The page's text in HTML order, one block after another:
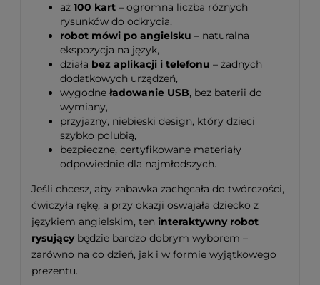
aż 100 kart – ogromna liczba różnych
rysunków do odkrycia,
robot mówi po angielsku – naturalna
ekspozycja na język,
działa bez aplikacji i telefonu – żadnych
dodatkowych urządzeń,
wygodne ładowanie USB, bez baterii do
wymiany,
przyjazny, niebieski design, który dzieci
szybko polubią,
bezpieczne, certyfikowane materiały
odpowiednie dla najmłodszych.
Jeśli chcesz, aby zabawka zachęcała do twórczości,
ćwiczyła rękę, a przy okazji oswajała dziecko z
językiem angielskim, ten interaktywny robot
rysującybędzie bardzo dobrym wyborem –
zarówno na co dzień, jak i w formie wyjątkowego
prezentu.